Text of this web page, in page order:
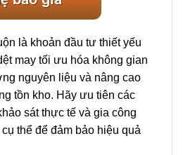
là khoản đầu tư thiết yếu
may tối ưu hóa không gian
nguyên liệu và nâng cao
tồn kho. Hãy ưu tiên các
sát thực tế và gia công
thể để đảm bảo hiệu quả